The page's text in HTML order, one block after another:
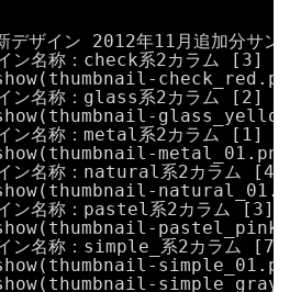
ザイン 2012年11月追加分サ
名称：check系2カラム [3]
名称：glass系2カラム [2]
名称：metal系2カラム [1]
ン名称：natural系2カラム
ン名称：pastel系2カラム
名称：simple_系2カラム